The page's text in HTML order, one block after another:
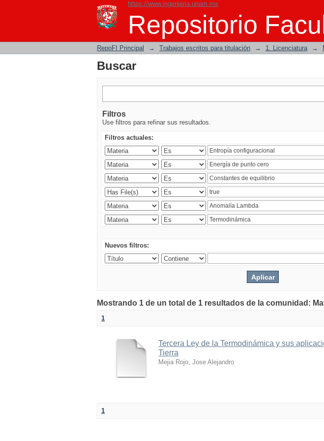
https://www.ingenieria.unam.mx
Repositorio
Buscar
RepoFI Principal → Trabajos escritos para titulación → 1. Licenciatura →
Buscar
Filtros
Use filtros para refinar sus resultados.
Filtros actuales:
Nuevos filtros:
Mostrando 1 de un total de 1 resultados de la comunidad:
1
Tercera Ley de la Termodinámica y sus
Tierra
Mejia Rojo, Jose Alejandro
1